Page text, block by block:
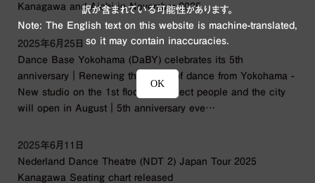
Kanagawa and Aichi in November 2025
2025年6月25日
Dance Base Yokohama (DaBY) celebrates its 5th
anniversary｜Renewing the future of dance from Yokohama -
New studio on the 1st floor to connect people and the city
will open in August｜5th anniversary eve…
2025年6月11日
Nederland Dance Theatre (NDT 2) Japan Tour 2025
Kanagawa Seating chart released
訳が含まれている可能性があります。
Note: The English text on this website is machine-translated,
so it may contain inaccuracies.
OK